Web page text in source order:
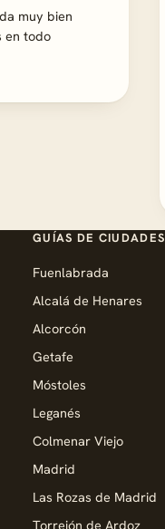
muy bien
en todo
GUÍAS DE CIUDADES
Fuenlabrada
Alcalá de Henares
Alcorcón
Getafe
Móstoles
Leganés
Colmenar Viejo
Madrid
Las Rozas de Madrid
Torrejón de Ardoz